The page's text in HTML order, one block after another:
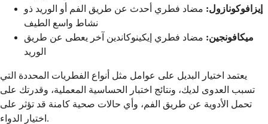
إيزافوكونازول: مضاد فطري أحدث عن طريق الفم أو الوريد ذو
نشاط واسع الطيف
ميكافونجين: مضاد فطري إيكينوكاندين آخر يعطى عن طريق
الوريد
يعتمد اختيار البديل على عوامل مثل أنواع الفطريات المحددة التي
تسبب العدوى لديك، ونتائج اختبار الحساسية المعملية، وقدرتك على
تحمل الأدوية عن طريق الفم، وأي حالات صحية كامنة قد تؤثر على
اختيار الدواء.